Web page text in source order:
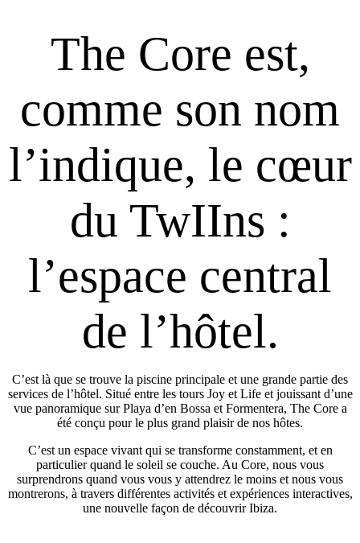
The Core est,
comme son nom
l’indique, le cœur
du TwIIns :
l’espace central
de l’hôtel.
C’est là que se trouve la piscine principale et une grande partie des
services de l’hôtel. Situé entre les tours Joy et Life et jouissant d’une
vue panoramique sur Playa d’en Bossa et Formentera, The Core a
été conçu pour le plus grand plaisir de nos hôtes.
C’est un espace vivant qui se transforme constamment, et en
particulier quand le soleil se couche. Au Core, nous vous
surprendrons quand vous vous y attendrez le moins et nous vous
montrerons, à travers différentes activités et expériences interactives,
une nouvelle façon de découvrir Ibiza.